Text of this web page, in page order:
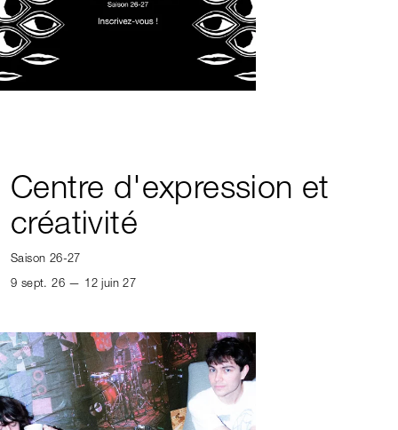
Centre d'expression et
créativité
Saison 26-27
9 sept. 26 — 12 juin 27